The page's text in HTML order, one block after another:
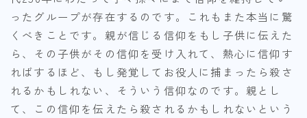
ったグループが存在するのです。これもまた本当に驚
くべきことです。親が信じる信仰をもし子供に伝えた
ら、その子供がその信仰を受け入れて、熱心に信仰す
ればするほど、もし発覚してお役人に捕まったら殺さ
れるかもしれない、そういう信仰なのです。親とし
て、この信仰を伝えたら殺されるかもしれないという